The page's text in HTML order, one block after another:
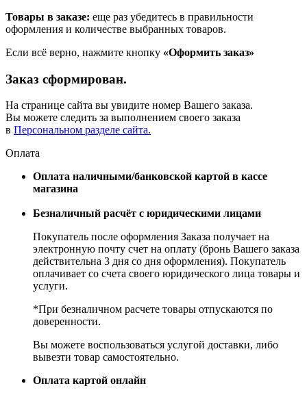
Товары в заказе: еще раз убедитесь в правильности
оформления и количестве выбранных товаров.
Если всё верно, нажмите кнопку «Оформить заказ»
Заказ сформирован.
На странице сайта вы увидите номер Вашего заказа.
Вы можете следить за выполнением своего заказа
в Персональном разделе сайта.
Оплата
Оплата наличными/банковской картой в кассе
магазина
Безналичный расчёт с юридическими лицами
Покупатель после оформления Заказа получает на
электронную почту счет на оплату (бронь Вашего заказа
действительна 3 дня со дня оформления). Покупатель
оплачивает со счета своего юридического лица товары и
услуги.
*При безналичном расчете товары отпускаются по
доверенности.
Вы можете воспользоваться услугой доставки, либо
вывезти товар самостоятельно.
Оплата картой онлайн